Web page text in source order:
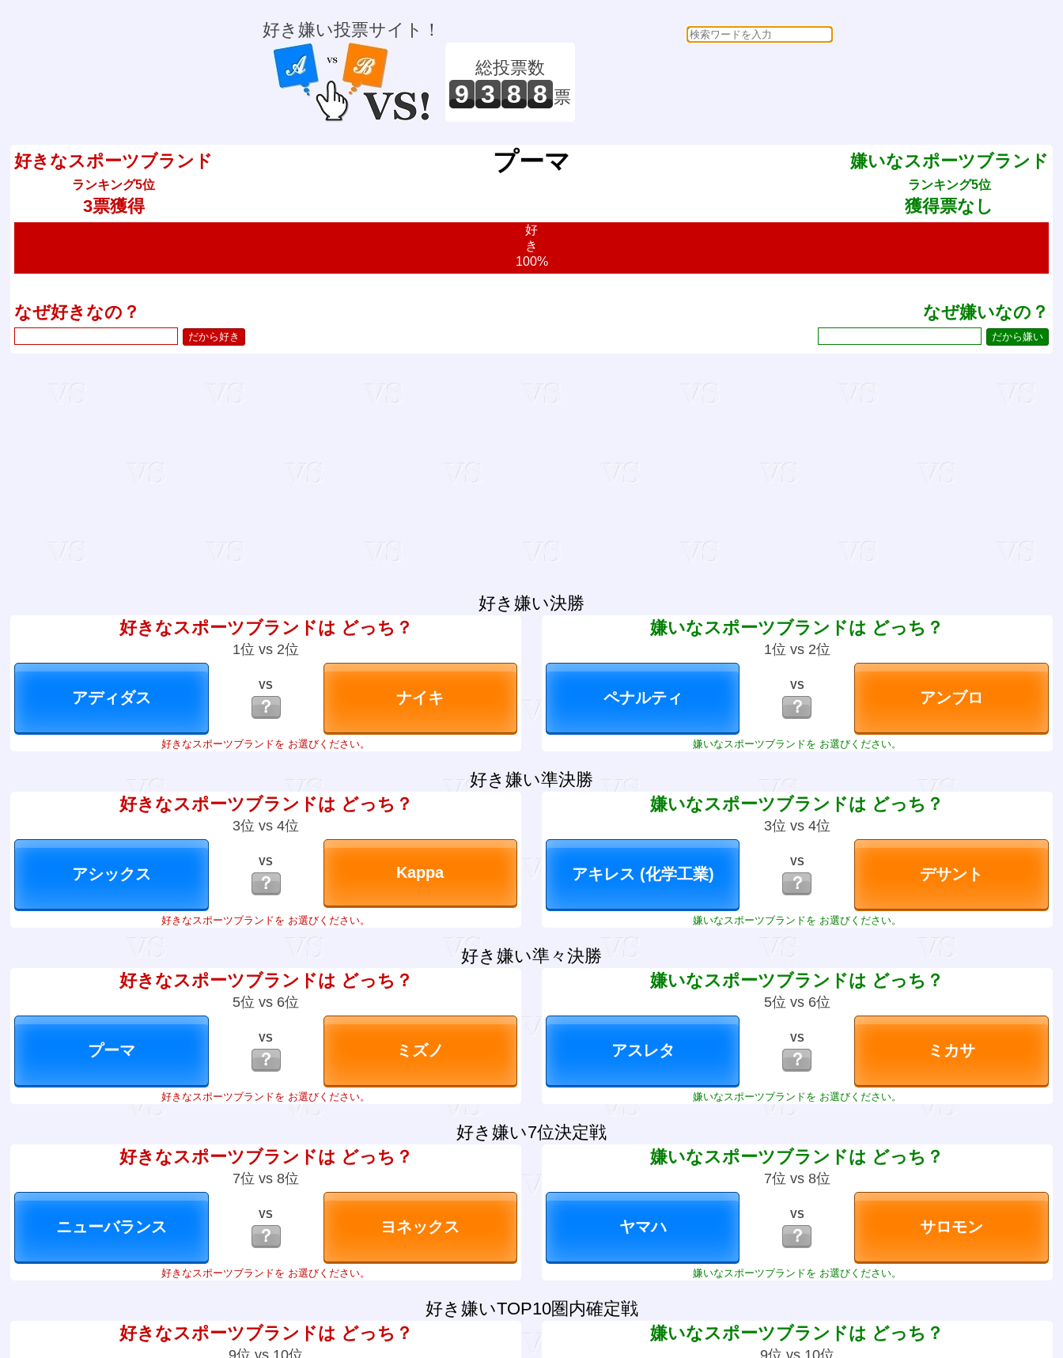
好き嫌い投票サイト！
総投票数
9 3 8 8 票
好きなスポーツブランド
ランキング5位
3票獲得
嫌いなスポーツブランド
ランキング5位
獲得票なし
プーマ
好
き
100%
なぜ好きなの？ なぜ嫌いなの？
好き嫌い決勝
好きなスポーツブランドは どっち？
1位 vs 2位
VS
？
好きなスポーツブランドを お選びください。
嫌いなスポーツブランドは どっち？
1位 vs 2位
VS
？
嫌いなスポーツブランドを お選びください。
好き嫌い準決勝
好きなスポーツブランドは どっち？
3位 vs 4位
VS
？
好きなスポーツブランドを お選びください。
嫌いなスポーツブランドは どっち？
3位 vs 4位
VS
？
嫌いなスポーツブランドを お選びください。
好き嫌い準々決勝
好きなスポーツブランドは どっち？
5位 vs 6位
VS
？
好きなスポーツブランドを お選びください。
嫌いなスポーツブランドは どっち？
5位 vs 6位
VS
？
嫌いなスポーツブランドを お選びください。
好き嫌い7位決定戦
好きなスポーツブランドは どっち？
7位 vs 8位
VS
？
好きなスポーツブランドを お選びください。
嫌いなスポーツブランドは どっち？
7位 vs 8位
VS
？
嫌いなスポーツブランドを お選びください。
好き嫌いTOP10圏内確定戦
好きなスポーツブランドは どっち？
嫌いなスポーツブランドは どっち？